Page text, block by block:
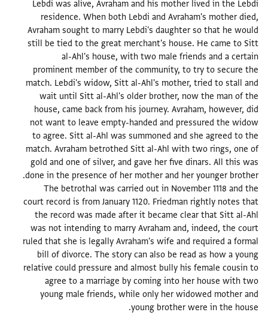
Lebdi was alive, Avraham and his mother lived in the Lebdi
residence. When both Lebdi and Avraham's mother died,
Avraham sought to marry Lebdi's daughter so that he would
still be tied to the great merchant's house. He came to Sitt
al-Ahl's house, with two male friends and a certain
prominent member of the community, to try to secure the
match. Lebdi's widow, Sitt al-Ahl's mother, tried to stall and
wait until Sitt al-Ahl's older brother, now the man of the
house, came back from his journey. Avraham, however, did
not want to leave empty-handed and pressured the widow
to agree. Sitt al-Ahl was summoned and she agreed to the
match. Avraham betrothed Sitt al-Ahl with two rings, one of
gold and one of silver, and gave her five dinars. All this was
The betrothal was carried out in November 1118 and the
court record is from January 1120. Friedman rightly notes that
the record was made after it became clear that Sitt al-Ahl
was not intending to marry Avraham and, indeed, the court
ruled that she is legally Avraham's wife and required a formal
bill of divorce. The story can also be read as how a young
relative could pressure and almost bully his female cousin to
agree to a marriage by coming into her house with two
young male friends, while only her widowed mother and
young brother were in the house.